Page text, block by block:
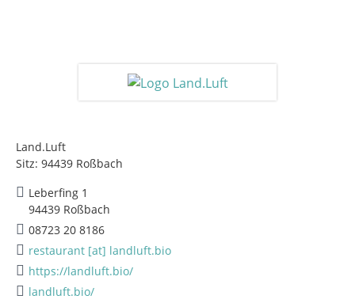
Land.Luft
Sitz: 94439 Roßbach
Leberfing 1
94439 Roßbach
08723 20 8186
restaurant [at] landluft.bio
https://landluft.bio/
landluft.bio/